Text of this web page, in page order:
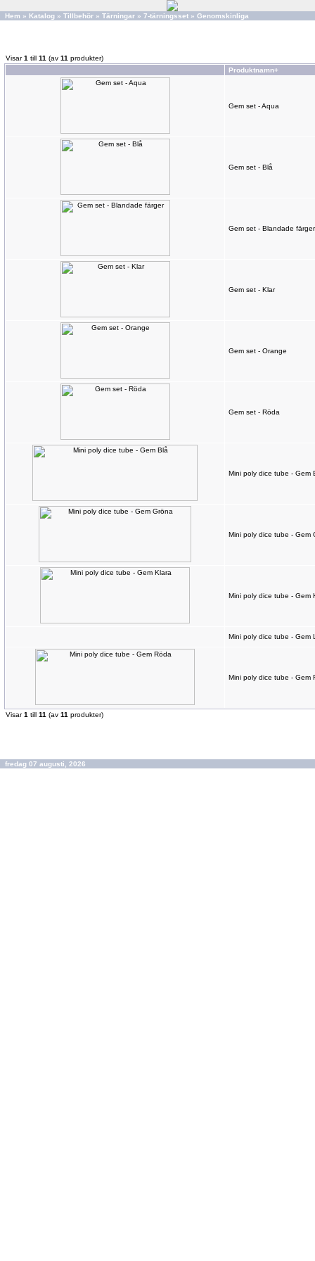
Hem » Katalog » Tillbehör » Tärningar » 7-tärningsset » Genomskinliga
Visar1 till 11 (av 11 produkter)
Produktnamn+
Gem set - Aqua
Gem set - Blå
Gem set - Blandade färger
Gem set - Klar
Gem set - Orange
Gem set - Röda
Mini poly dice tube - Gem
Mini poly dice tube - Gem
Mini poly dice tube - Gem
Mini poly dice tube - Gem
Mini poly dice tube - Gem
Visar1 till 11 (av 11 produkter)
fredag 07 augusti, 2026